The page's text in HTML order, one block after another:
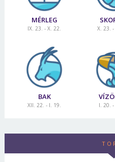
MÉRLEG
IX. 23. - X. 22. X. 23.
BAK
XII. 22. - I. 19. I. 20. -